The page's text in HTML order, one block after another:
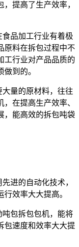
提高了生产效率，
品加工行业有着极
原料在拆包过程中不
工行业对产品品质的
到的。
量的原材料，往往
在提高生产效率、
，能高效的拆包吨袋
进的自动化技术，
效率大大提高。
包拆包包机，能将
包速度和效率大大提